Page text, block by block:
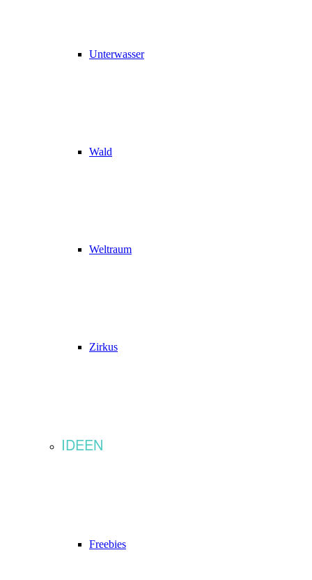
Unterwasser
Wald
Weltraum
Zirkus
IDEEN
Freebies